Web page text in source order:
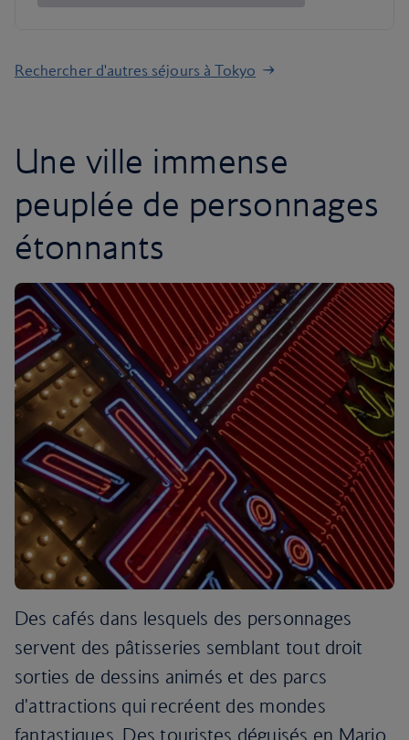
Rechercher d'autres séjours à Tokyo
Une ville immense
peuplée de personnages
étonnants
Des cafés dans lesquels des personnages
servent des pâtisseries semblant tout droit
sorties de dessins animés et des parcs
d'attractions qui recréent des mondes
fantastiques. Des touristes déguisés en Mario